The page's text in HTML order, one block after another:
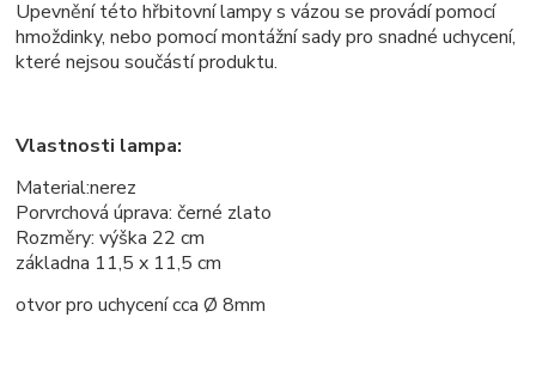
Upevnění této hřbitovní lampy s vázou se provádí pomocí
hmoždinky, nebo pomocí montážní sady pro snadné uchycení,
které nejsou součástí produktu.
Vlastnosti lampa:
Material:nerez
Porvrchová úprava: černé zlato
Rozměry: výška 22 cm
základna 11,5 x 11,5 cm
otvor pro uchycení ccaØ8mm